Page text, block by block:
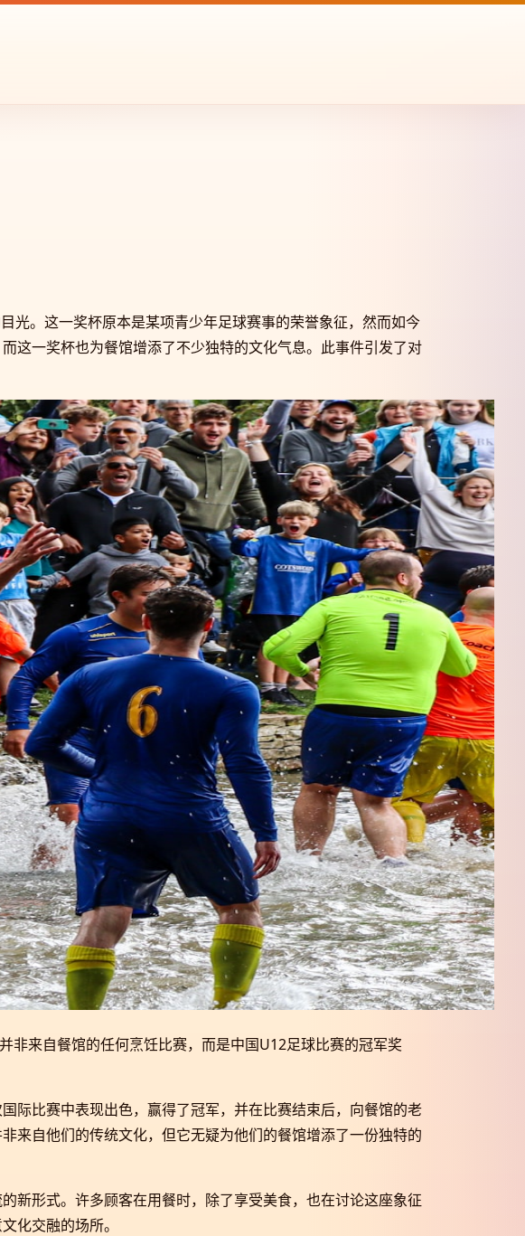
光。这一奖杯原本是某项青少年足球赛事的荣誉象征，然而如今
这一奖杯也为餐馆增添了不少独特的文化气息。此事件引发了对
非来自餐馆的任何烹饪比赛，而是中国U12足球比赛的冠军奖
际比赛中表现出色，赢得了冠军，并在比赛结束后，向餐馆的老
来自他们的传统文化，但它无疑为他们的餐馆增添了一份独特的
新形式。许多顾客在用餐时，除了享受美食，也在讨论这座象征
化交融的场所。